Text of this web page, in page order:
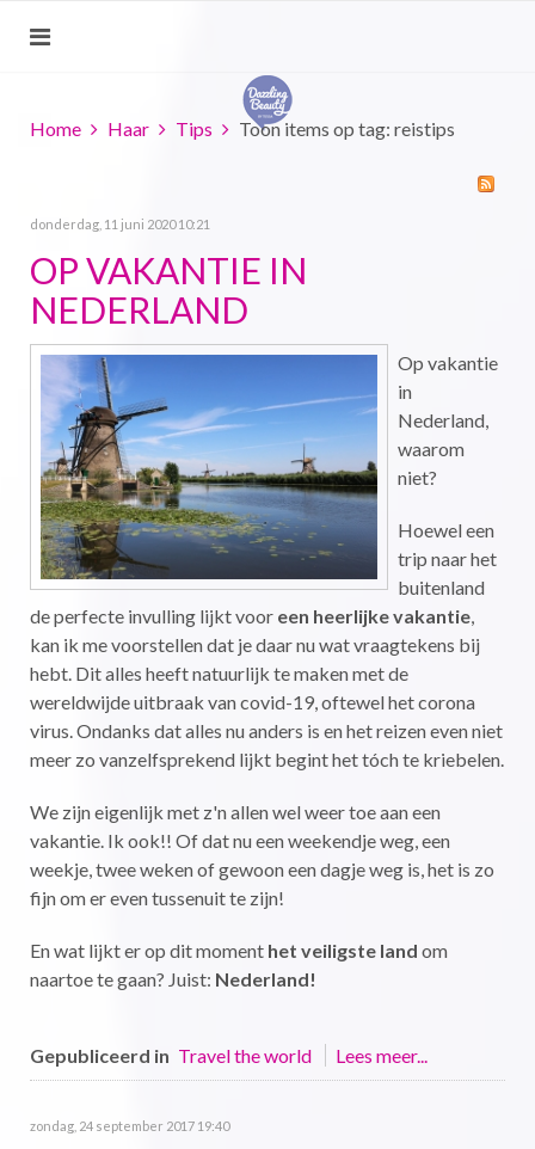
Home Haar Tips Toon items op tag: reistips
donderdag, 11 juni 2020 10:21
OP VAKANTIE IN
NEDERLAND
Op vakantie
in
Nederland,
waarom
niet?
Hoewel een
trip naar het
buitenland
de perfecte invulling lijkt voor een heerlijke vakantie,
kan ik me voorstellen dat je daar nu wat vraagtekens bij
hebt. Dit alles heeft natuurlijk te maken met de
wereldwijde uitbraak van covid-19, oftewel het corona
virus. Ondanks dat alles nu anders is en het reizen even niet
meer zo vanzelfsprekend lijkt begint het tóch te kriebelen.
We zijn eigenlijk met z'n allen wel weer toe aan een
vakantie. Ik ook!! Of dat nu een weekendje weg, een
weekje, twee weken of gewoon een dagje weg is, het is zo
fijn om er even tussenuit te zijn!
En wat lijkt er op dit moment het veiligste land om
naartoe te gaan? Juist: Nederland!
Gepubliceerd in Travel the world Lees meer...
zondag, 24 september 2017 19:40